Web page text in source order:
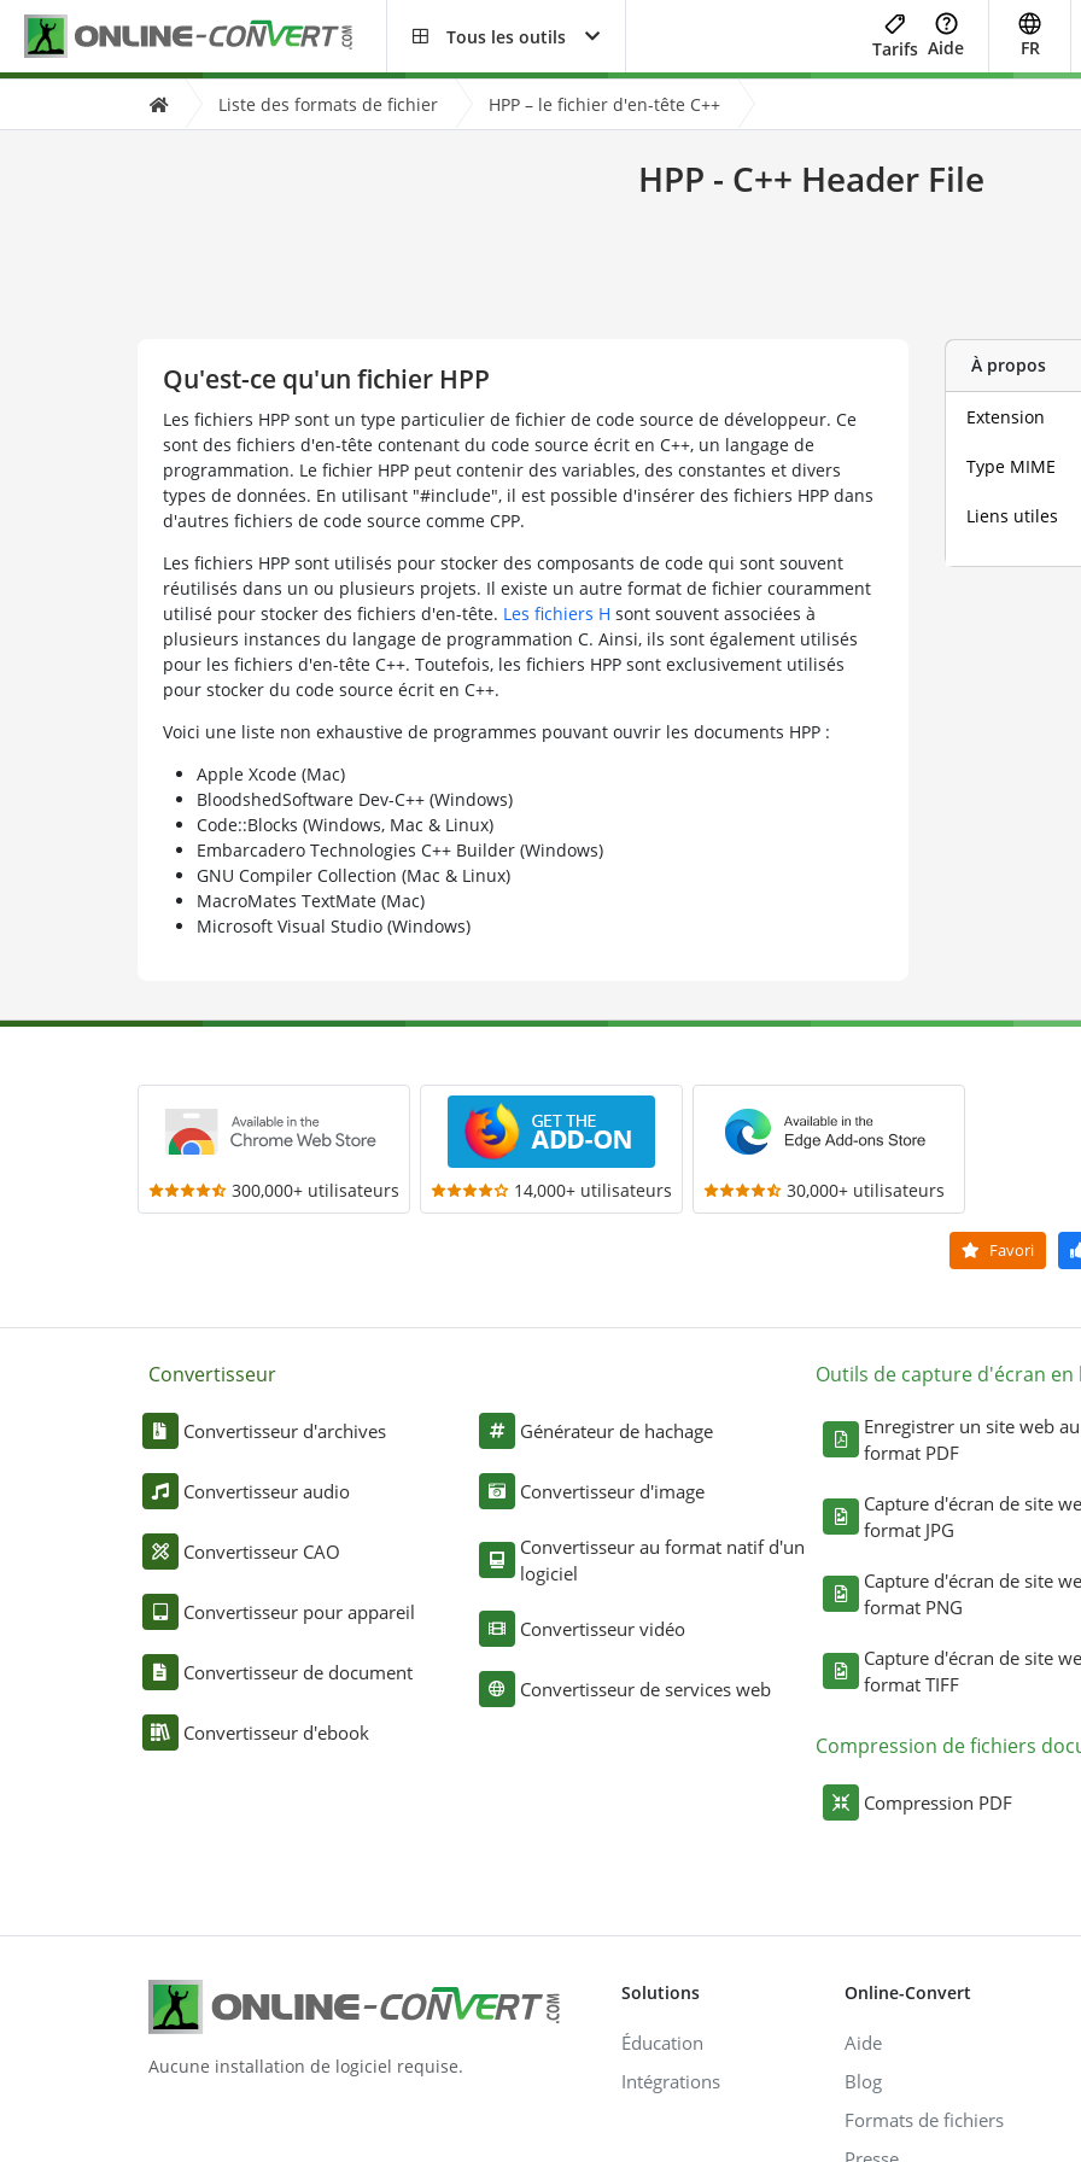
Tous les outils
Tarifs Aide FR
Liste des formats de fichier HPP – le fichier d'en-tête C++
HPP - C++ Header File
Qu'est-ce qu'un fichier HPP
Les fichiers HPP sont un type particulier de fichier de code source de développeur. Ce
sont des fichiers d'en-tête contenant du code source écrit en C++, un langage de
programmation. Le fichier HPP peut contenir des variables, des constantes et divers
types de données. En utilisant "#include", il est possible d'insérer des fichiers HPP dans
d'autres fichiers de code source comme CPP.
Les fichiers HPP sont utilisés pour stocker des composants de code qui sont souvent
réutilisés dans un ou plusieurs projets. Il existe un autre format de fichier couramment
utilisé pour stocker des fichiers d'en-tête. Les fichiers H sont souvent associées à
plusieurs instances du langage de programmation C. Ainsi, ils sont également utilisés
pour les fichiers d'en-tête C++. Toutefois, les fichiers HPP sont exclusivement utilisés
pour stocker du code source écrit en C++.
Voici une liste non exhaustive de programmes pouvant ouvrir les documents HPP :
Apple Xcode (Mac)
BloodshedSoftware Dev-C++ (Windows)
Code::Blocks (Windows, Mac & Linux)
Embarcadero Technologies C++ Builder (Windows)
GNU Compiler Collection (Mac & Linux)
MacroMates TextMate (Mac)
Microsoft Visual Studio (Windows)
À propos
Extension
Type MIME
Liens utiles
300,000+ utilisateurs 14,000+ utilisateurs 30,000+ utilisateurs
Favori
Convertisseur
Convertisseur d'archives
Convertisseur audio
Convertisseur CAO
Convertisseur pour appareil
Convertisseur de document
Convertisseur d'ebook
Générateur de hachage
Convertisseur d'image
Convertisseur au format natif d'un
logiciel
Convertisseur vidéo
Convertisseur de services web
Outils de capture d'écran en
Enregistrer un site web au
format PDF
Capture d'écran de site
format JPG
Capture d'écran de site
format PNG
Capture d'écran de site
format TIFF
Compression de fichiers
Compression PDF
Aucune installation de logiciel requise.
Solutions
Éducation
Intégrations
Online-Convert
Aide
Blog
Formats de fichiers